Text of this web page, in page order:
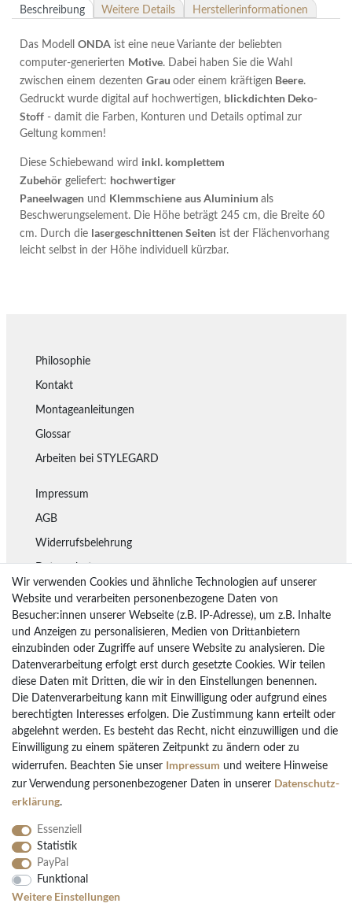
Beschreibung Weitere Details Herstellerinformationen
Das Modell ONDA ist eine neue Variante der beliebten
computer-generierten Motive. Dabei haben Sie die Wahl
zwischen einem dezenten Grau oder einem kräftigen Beere.
Gedruckt wurde digital auf hochwertigen, blickdichten Deko-
Stoff - damit die Farben, Konturen und Details optimal zur
Geltung kommen!
Diese Schiebewand wird inkl. komplettem
Zubehör geliefert: hochwertiger
Paneelwagen und Klemmschiene aus Aluminium als
Beschwerungselement. Die Höhe beträgt 245 cm, die Breite 60
cm. Durch die lasergeschnittenen Seiten ist der Flächenvorhang
leicht selbst in der Höhe individuell kürzbar.
Philosophie
Kontakt
Montageanleitungen
Glossar
Arbeiten bei STYLEGARD
Impressum
AGB
Widerrufsbelehrung
Datenschutz
Lieferung
Rückgaberecht
Vertrag widerrufen
Bezahlarten
PayPal
Vorkasse Überweisung
Kreditkarten
Kauf auf Rechnung
Folgen Sie uns
Wir verwenden Cookies und ähnliche Technologien auf unserer
Website und verarbeiten personenbezogene Daten von
Besucher:innen unserer Webseite (z.B. IP-Adresse), um z.B. Inhalte
und Anzeigen zu personalisieren, Medien von Drittanbietern
einzubinden oder Zugriffe auf unsere Website zu analysieren. Die
Datenverarbeitung erfolgt erst durch gesetzte Cookies. Wir teilen
diese Daten mit Dritten, die wir in den Einstellungen benennen.
Die Datenverarbeitung kann mit Einwilligung oder aufgrund eines
berechtigten Interesses erfolgen. Die Zustimmung kann erteilt oder
abgelehnt werden. Es besteht das Recht, nicht einzuwilligen und die
Einwilligung zu einem späteren Zeitpunkt zu ändern oder zu
widerrufen. Beachten Sie unser Impressum und weitere Hinweise
zur Verwendung personenbezogener Daten in unserer Daten­schutz­
erklärung.
Essenziell
Statistik
PayPal
Funktional
Weitere Einstellungen